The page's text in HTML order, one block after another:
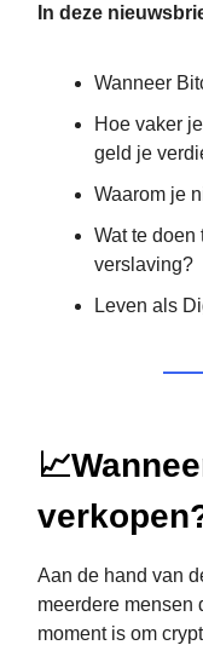
In deze
Wanneer
Hoe vaker
geld je
Waarom je
Wat te
verslaving?
Leven als
📈
Aan de hand van
meerdere mensen
moment is om